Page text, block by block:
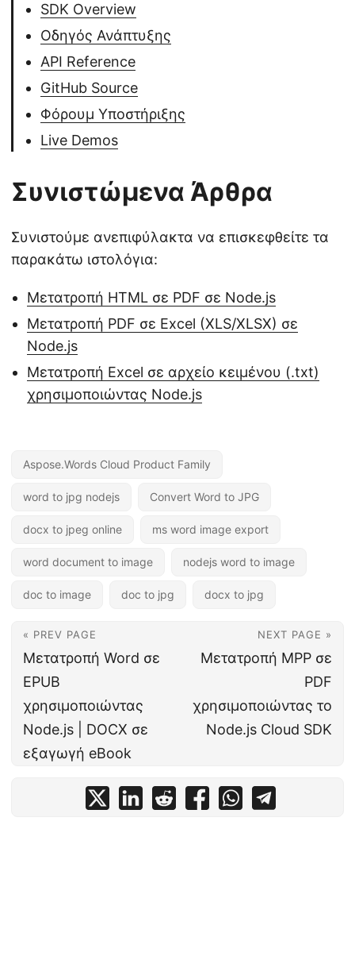
SDK Overview
Οδηγός Ανάπτυξης
API Reference
GitHub Source
Φόρουμ Υποστήριξης
Live Demos
Συνιστώμενα Άρθρα
Συνιστούμε ανεπιφύλακτα να επισκεφθείτε τα
παρακάτω ιστολόγια:
Μετατροπή HTML σε PDF σε Node.js
Μετατροπή PDF σε Excel (XLS/XLSX) σε
Node.js
Μετατροπή Excel σε αρχείο κειμένου (.txt)
χρησιμοποιώντας Node.js
Aspose.Words Cloud Product Family
word to jpg nodejs Convert Word to JPG
docx to jpeg online ms word image export
word document to image nodejs word to image
doc to image doc to jpg docx to jpg
« PREV PAGE
Μετατροπή Word σε
EPUB
χρησιμοποιώντας
Node.js | DOCX σε
εξαγωγή eBook
NEXT PAGE »
Μετατροπή MPP σε
PDF
χρησιμοποιώντας το
Node.js Cloud SDK